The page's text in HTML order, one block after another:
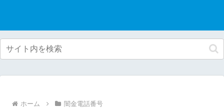
ホーム 闇金電話番号